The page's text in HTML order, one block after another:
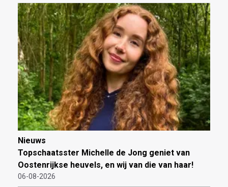
Nieuws
Topschaatsster Michelle de Jong geniet van
Oostenrijkse heuvels, en wij van die van haar!
06-08-2026